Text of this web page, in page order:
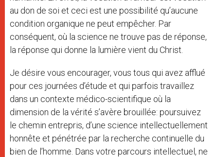
au don de soi et ceci est une possibilité qu’aucune
condition organique ne peut empêcher. Par
conséquent, où la science ne trouve pas de réponse,
la réponse qui donne la lumière vient du Christ.
Je désire vous encourager, vous tous qui avez afflué
pour ces journées d’étude et qui parfois travaillez
dans un contexte médico-scientifique où la
dimension de la vérité s’avère brouillée: poursuivez
le chemin entrepris, d’une science intellectuellement
honnête et pénétrée par la recherche continuelle du
bien de l’homme. Dans votre parcours intellectuel, ne